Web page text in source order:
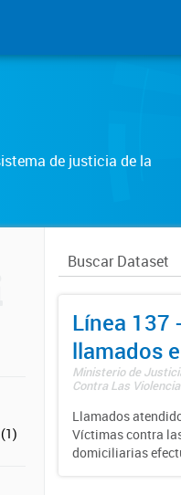
de justicia de la
Línea 137
llamados
Ministerio de
Contra Las
Llamados
Víctimas contra
domiciliarias